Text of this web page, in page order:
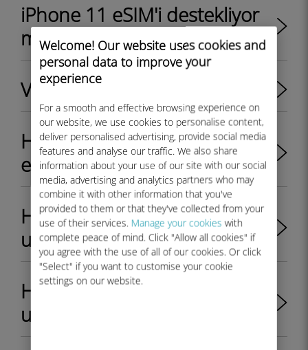
Welcome! Our website uses cookies and
personal data to improve your
experience
For a smooth and effective browsing experience on
our website, we use cookies to personalise content,
deliver personalised advertising, provide social media
features and analyse our traffic. We also share
information about your use of our site with our social
media, advertising and analytics partners who may
combine it with other information that you've
provided to them or that they've collected from your
use of their services. Manage your cookies with
complete peace of mind. Click "Allow all cookies" if
you agree with the use of all of our cookies. Or click
"Select" if you want to customise your cookie
settings on our website.
iPhone 11 eSIM'i destekliyor
mu?
Veriler nasıl kaydedilir
Hangi Samsung cihazları
eSIM uyumludur?
Hangi Nokia cihazları eSIM
uyumludur?
Hangi Apple cihazları eSIM
uyumludur?